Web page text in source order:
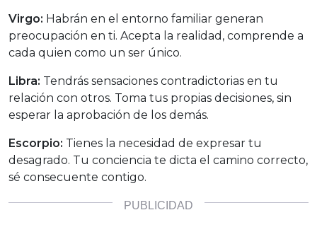
Virgo: Habrán en el entorno familiar generan
preocupación en ti. Acepta la realidad, comprende a
cada quien como un ser único.
Libra: Tendrás sensaciones contradictorias en tu
relación con otros. Toma tus propias decisiones, sin
esperar la aprobación de los demás.
Escorpio: Tienes la necesidad de expresar tu
desagrado. Tu conciencia te dicta el camino correcto,
sé consecuente contigo.